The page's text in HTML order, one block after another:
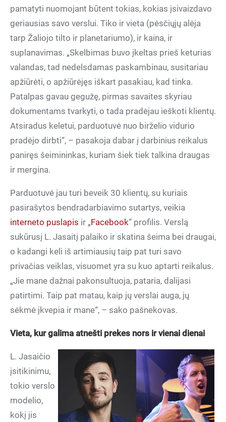
pamatyti nuomojant būtent tokias, kokias įsivaizdavo
geriausias savo verslui. Tiko ir vieta (pėsčiųjų alėja
tarp Žaliojo tilto ir planetariumo), ir kaina, ir
suplanavimas. „Skelbimas buvo įkeltas prieš keturias
valandas, tad nedelsdamas paskambinau, susitariau
apžiūrėti, o apžiūrėjęs iškart pasakiau, kad tinka.
Patalpas gavau gegužę, pirmas savaites skyriau
dokumentams tvarkyti, o tada pradėjau ieškoti klientų.
Atsiradus keletui, parduotuvė nuo birželio vidurio
pradėjo dirbti“, – pasakoja dabar į darbinius reikalus
paniręs šeimininkas, kuriam šiek tiek talkina draugas
ir mergina.
Parduotuvė jau turi beveik 30 klientų, su kuriais
pasirašytos bendradarbiavimo sutartys, veikia
interneto puslapis ir „Facebook“ profilis. Verslą
sukūrusį L. Jasaitį palaiko ir skatina šeima bei draugai,
o kadangi keli iš artimiausių taip pat turi savo
privačias veiklas, visuomet yra su kuo aptarti reikalus.
„Jie mane dažnai pakonsultuoja, pataria, dalijasi
patirtimi. Taip pat matau, kaip jų verslai auga, jų
sėkmė įkvepia ir mane“, – sako pašnekovas.
Vieta, kur galima atnešti prekes nors ir vienai dienai
L. Jasaičio
įsitikinimu,
tokio verslo
modelio,
kokį jis